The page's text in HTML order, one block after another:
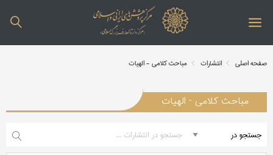
صفحه اصلی انتشارات مباحث کلامی - الهیات
مباحث کلامی - الهیات